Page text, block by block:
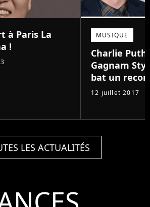
à Paris La
!
MUSIQUE
Charlie
Gagnam
bat un
12 juillet 2017
LES ACTUALITÉS